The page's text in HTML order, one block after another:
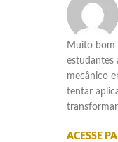
9 de abril
Muito bom
estudantes
mecânico
tentar
ACESSE